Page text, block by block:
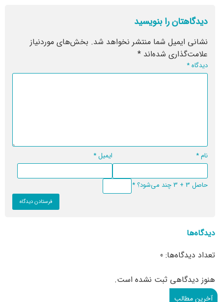
دیدگاهتان را بنویسید
نشانی ایمیل شما منتشر نخواهد شد. بخش‌های موردنیاز
علامت‌گذاری شده‌اند *
دیدگاه*
نام* ایمیل*
حاصل 3 + 3 چند می‌شود؟ *
دیدگاه‌ها
تعداد دیدگاه‌ها: 0
هنوز دیدگاهی ثبت نشده است.
آخرین مطالب